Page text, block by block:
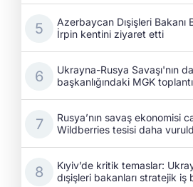
Azerbaycan Dışişleri Bakanı
İrpin kentini ziyaret etti
Ukrayna-Rusya Savaşı'nın
başkanlığındaki MGK
Rusya’nın savaş ekonomisi
Wildberries tesisi daha
Kıyiv’de kritik temaslar:
dışişleri bakanları stratejik iş